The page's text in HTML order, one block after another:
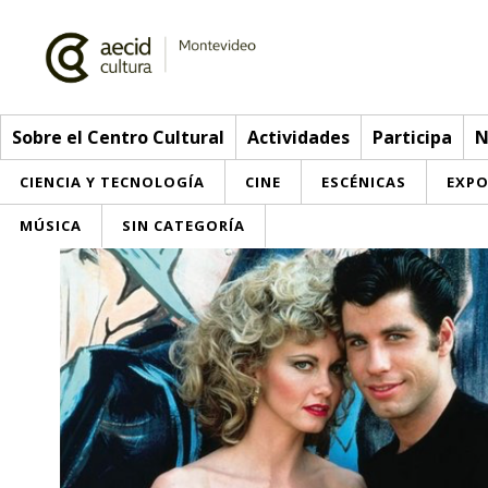
Sobre el Centro Cultural Actividades Participa
CIENCIA Y TECNOLOGÍA CINE ESCÉNICAS
MÚSICA SIN CATEGORÍA
Sobre el Centro Cultural
Red AECID
Equipo
Instalaciones
Visítanos
Actividades
> Go to Actividades
This week
Inscriptions
Participa
Envíanos tu propuesta
Buzón de sugerencias
Noticias
Convocatorias